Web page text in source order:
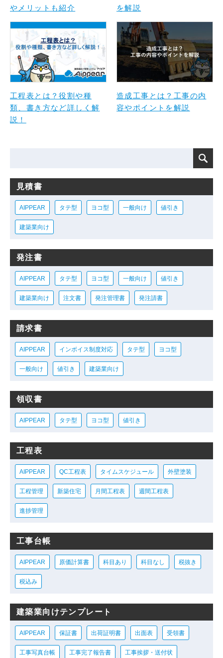
やメリットも紹介 を解説
工程表とは？役割や種
類、書き方など詳しく解
説！
造成工事とは？工事の内
容やポイントを解説
見積書
AIPPEAR タテ型 ヨコ型 一般向け 値引き
建築業向け
発注書
AIPPEAR タテ型 ヨコ型 一般向け 値引き
建築業向け 注文書 発注管理書 発注請書
請求書
AIPPEAR インボイス制度対応 タテ型 ヨコ型
一般向け 値引き 建築業向け
領収書
AIPPEAR タテ型 ヨコ型 値引き
工程表
AIPPEAR QC工程表 タイムスケジュール 外壁塗装
工程管理 新築住宅 月間工程表 週間工程表
進捗管理
工事台帳
AIPPEAR 原価計算書 科目あり 科目なし 税抜き
税込み
建築業向けテンプレート
AIPPEAR 保証書 出荷証明書 出面表 受領書
工事写真台帳 工事完了報告書 工事挨拶・送付状